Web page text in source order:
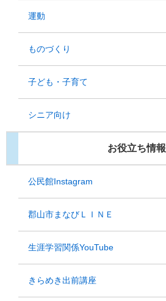
運動
ものづくり
子ども・子育て
シニア向け
お役立ち情報
公民館Instagram
郡山市まなびＬＩＮＥ
生涯学習関係YouTube
きらめき出前講座